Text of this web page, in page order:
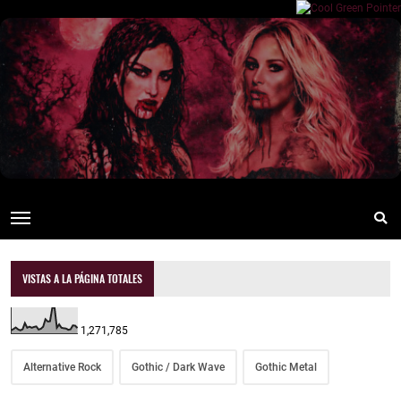
VISTAS A LA PÁGINA TOTALES
1,271,785
Alternative Rock Gothic / Dark Wave Gothic Metal